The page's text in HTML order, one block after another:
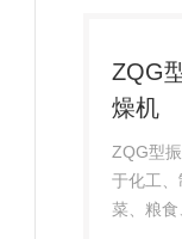
ZQG
燥机
ZQG型
于化工
菜、粮